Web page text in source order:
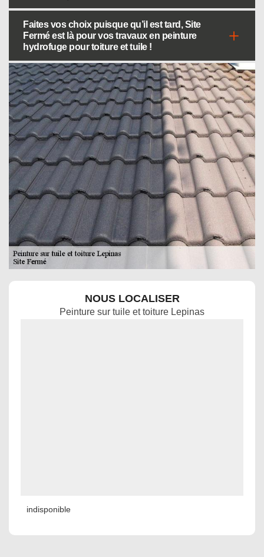
Faites vos choix puisque qu’il est tard, Site
Fermé est là pour vos travaux en peinture
hydrofuge pour toiture et tuile !
NOUS LOCALISER
Peinture sur tuile et toiture Lepinas
indisponible